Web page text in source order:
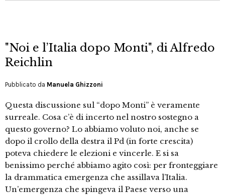
"Noi e l’Italia dopo Monti", di Alfredo
Reichlin
Pubblicato da Manuela Ghizzoni
Questa discussione sul “dopo Monti” è veramente
surreale. Cosa c’è di incerto nel nostro sostegno a
questo governo? Lo abbiamo voluto noi, anche se
dopo il crollo della destra il Pd (in forte crescita)
poteva chiedere le elezioni e vincerle. E si sa
benissimo perché abbiamo agito così: per fronteggiare
la drammatica emergenza che assillava l’Italia.
Un’emergenza che spingeva il Paese verso una